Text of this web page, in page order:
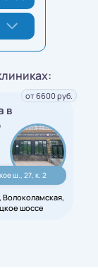
в
ш., 27, к. 2
шоссе
от 6600 руб.